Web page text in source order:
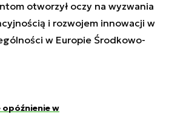
otworzył oczy na wyzwania
i rozwojem innowacji w
w Europie Środkowo-
opóźnienie w